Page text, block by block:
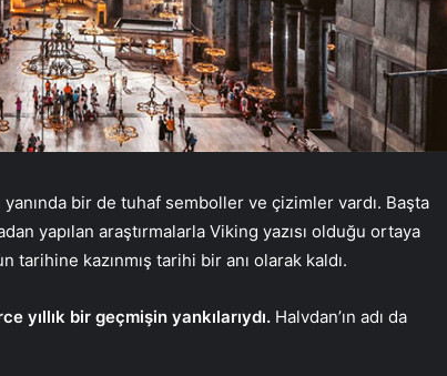
yanında bir de tuhaf semboller ve çizimler vardı. Başta
yapılan araştırmalarla Viking yazısı olduğu ortaya
tarihine kazınmış tarihi bir anı olarak kaldı.
yıllık bir geçmişin yankılarıydı. Halvdan’ın adı da